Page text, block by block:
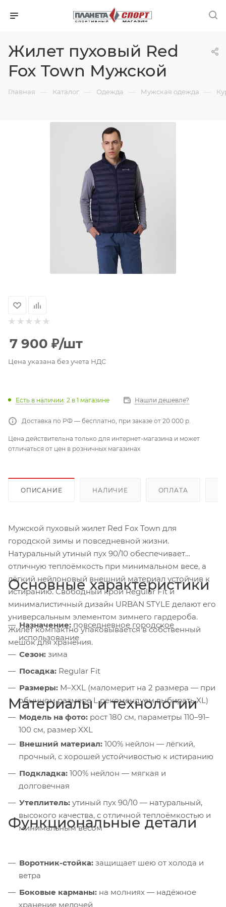
Жилет пуховый Red
Fox Town Мужской
Главная — Каталог — Одежда — Мужская одежда —
7 900 ₽/шт
Цена указана без учета НДС
Есть в наличии: 2 в 1 магазине Нашли дешевле?
Доставка по РФ — бесплатно, при заказе от 20 000 р.
Цена действительна только для интернет-магазина и может
отличаться от цен в розничных магазинах
ОПИСАНИЕ НАЛИЧИЕ ОПЛАТА
Мужской пуховый жилет Red Fox Town для
городской зимы и повседневной жизни.
Натуральный утиный пух 90/10 обеспечивает
отличную теплоёмкость при минимальном весе, а
лёгкий нейлоновый внешний материал устойчив к
истиранию. Свободный крой Regular Fit и
минималистичный дизайн URBAN STYLE делают его
универсальным элементом зимнего гардероба.
Жилет компактно упаковывается в собственный
мешок для хранения.
Основные характеристики
Назначение: повседневное городское
использование
Сезон: зима
Посадка: Regular Fit
Размеры: M–XXL (маломерит на 2 размера — при
обычном размере L рекомендуем выбирать XL)
Модель на фото: рост 180 см, параметры 110–91–
100 см, размер XXL
Материалы и технологии
Внешний материал: 100% нейлон — лёгкий,
прочный, с хорошей устойчивостью к истиранию
Подкладка: 100% нейлон — мягкая и
долговечная
Утеплитель: утиный пух 90/10 — натуральный,
высокого качества, с отличной теплоёмкостью и
минимальным весом
Функциональные детали
Воротник-стойка: защищает шею от холода и
ветра
Боковые карманы: на молниях — надёжное
хранение мелочей